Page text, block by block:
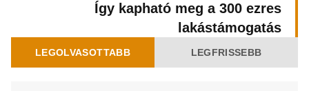
Így kapható meg a 300 ezres
lakástámogatás
LEGOLVASOTTABB LEGFRISSEBB